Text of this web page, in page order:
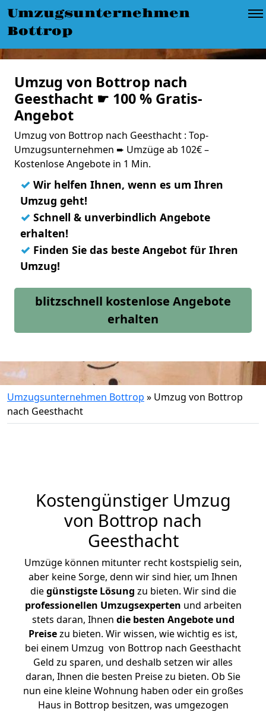
Umzugsunternehmen
Bottrop
Umzug von Bottrop nach
Geesthacht ☛ 100 % Gratis-
Angebot
Umzug von Bottrop nach Geesthacht : Top-
Umzugsunternehmen ➨ Umzüge ab 102€ –
Kostenlose Angebote in 1 Min.
✓ Wir helfen Ihnen, wenn es um Ihren
Umzug geht!
✓ Schnell & unverbindlich Angebote
erhalten!
✓ Finden Sie das beste Angebot für Ihren
Umzug!
blitzschnell kostenlose Angebote
erhalten
Umzugsunternehmen Bottrop » Umzug von Bottrop
nach Geesthacht
Kostengünstiger Umzug
von Bottrop nach
Geesthacht
Umzüge können mitunter recht kostspielig sein,
aber keine Sorge, denn wir sind hier, um Ihnen
diegünstigste Lösung zu bieten. Wir sind die
professionellen Umzugsexperten und arbeiten
stets daran, Ihnen die besten Angebote und
Preisezu bieten. Wir wissen, wie wichtig es ist,
bei einem Umzug von Bottrop nach Geesthacht
Geld zu sparen, und deshalb setzen wir alles
daran, Ihnen die besten Preise zu bieten. Ob Sie
nun eine kleine Wohnung haben oder ein großes
Haus in Bottrop besitzen, was umgezogen